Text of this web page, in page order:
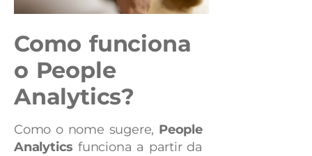
Como funciona
o People
Analytics?
Como o nome sugere, People
Analytics funciona a partir da